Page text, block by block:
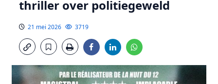
thriller over politiegeweld
21 mei 2026 3719